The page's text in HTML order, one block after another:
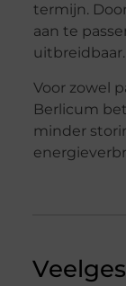
termijn.
aan te
uitbreidbaar.
Voor zowel
Berlicum
minder